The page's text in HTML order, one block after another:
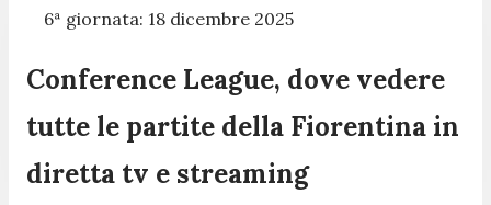
6ª giornata: 18 dicembre 2025
Conference League, dove vedere
tutte le partite della Fiorentina in
diretta tv e streaming